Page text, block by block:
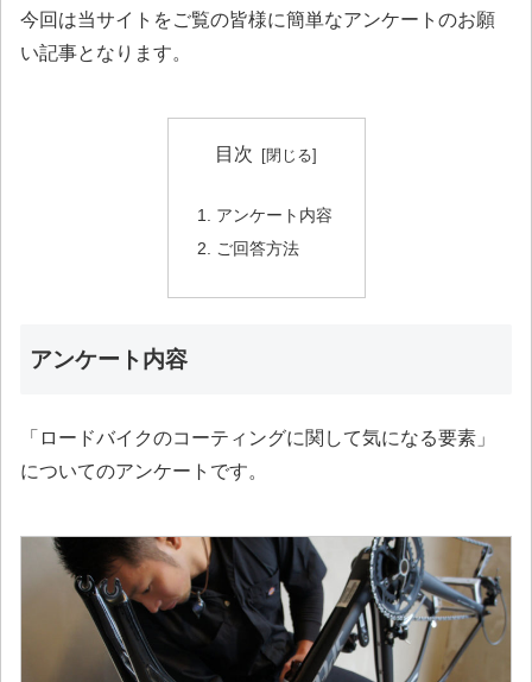
今回は当サイトをご覧の皆様に簡単なアンケートのお願
い記事となります。
目次
アンケート内容
ご回答方法
アンケート内容
「ロードバイクのコーティングに関して気になる要素」
についてのアンケートです。